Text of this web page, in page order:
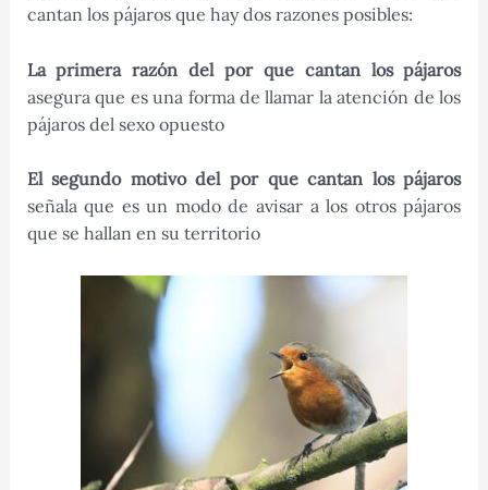
cantan los pájaros que hay dos razones posibles:
La primera razón del por que cantan los pájaros
asegura que es una forma de llamar la atención de los
pájaros del sexo opuesto
El segundo motivo del por que cantan los pájaros
señala que es un modo de avisar a los otros pájaros
que se hallan en su territorio